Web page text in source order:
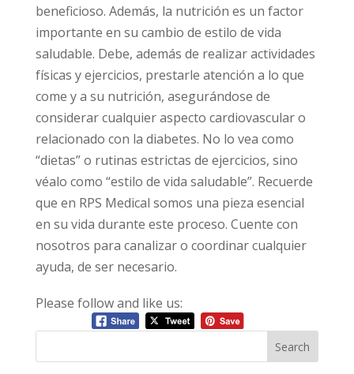
beneficioso. Además, la nutrición es un factor
importante en su cambio de estilo de vida
saludable. Debe, además de realizar actividades
físicas y ejercicios, prestarle atención a lo que
come y a su nutrición, asegurándose de
considerar cualquier aspecto cardiovascular o
relacionado con la diabetes. No lo vea como
“dietas” o rutinas estrictas de ejercicios, sino
véalo como “estilo de vida saludable”. Recuerde
que en RPS Medical somos una pieza esencial
en su vida durante este proceso. Cuente con
nosotros para canalizar o coordinar cualquier
ayuda, de ser necesario.
Please follow and like us: